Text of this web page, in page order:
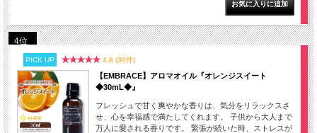
4位
PICK UP 4.8 (30件)
【EMBRACE】アロマオイル『オレンジスイート
◆30mL◆』
フレッシュで甘く爽やかな香りは、気分をリラックスさ
せ、心を幸福感で満たしてくれます。 子供から大人まで
万人に愛される香りです。 緊張が続いた時、ストレスが